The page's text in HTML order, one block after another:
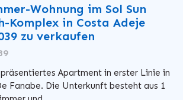
Wohnung im Sol Sun
Komplex in Costa Adeje
zu verkaufen
präsentiertes Apartment in erster Linie in
Fanabe. Die Unterkunft besteht aus 1